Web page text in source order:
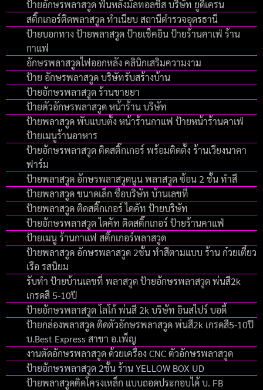
ป้ายอักษรพลาสวูด พื้นหลังมัลทอลชีส บริษัท ยูดีเครน
สติ๊กเกอร์ติดพลาสวูด ทำเนียบ สถานีตำรวจอุดรธานี
ป้ายบอกทาง ป้ายพลาสวูด ป้ายเช็คอิน ป้ายร้านคาเฟ่ ร้าน
กาแฟ
อักษรพลาสวูดไฟออกหลัง คลินิกเสริมความงาม
ป้าย อักษรพลาสวูด บริษัทรับสร้างบ้าน
ป้ายอักษรพลาสวูด ร้านขายยา
ป้ายตัวอักษรพลาสวูด หน้าร้าน บริษัท
ป้ายพลาสวูด พับแบบตั้ง หน้าร้านกาแฟ ป้ายหน้าร้านคาเฟ่
ป้ายเมนูร้านอาหาร
ป้ายอักษรพลาสวูด ติดสติ๊กเกอร์ พร้อมติดตั้ง ร้านเวียงนาคา
ฟาร์ม
ป้ายพลาสวูด อักษรพลาสวูดนูน พลาสวูด ซ้อน 2 ชั้น ทำสี
ป้ายพลาสวูด ขนาดเล็ก ชื่อบริษัท บ้านเลขที่
ป้ายพลาสวูด ติดสติ๊กเกอร์ ไดคัท ป้ายบริษัท
ป้ายอักษรพลาสวูด ไดคัท ติดสติ๊กเกอร์ ป้ายร้านคาแฟ่
ป้ายเมนู ร้านกาแฟ สติ๊กเกอร์พลาสวูด
ป้ายพลาสวูด อักษรพลาสวูด 2ชั้น ทำสีตามแบบ ร้าน ก๋วยเตี๋ยว
เรือ รสนิยม
รับทำ ป้ายบ้านเลขที่ พลาสวูด ป้ายอักษรพลาสวูด พ่นสี2k
เกรดสี 5-10ปี
ป้ายอักษรพลาสวูด โลโก้ พ่นสี 2k บริษัท อินสไปร์ บอดี้
ป้ายกล่องพลาสวูด ติดตัวอักษรพลาสวูด พ่นสี2k เกรดสี5-10ปี
บ.Best Express สาขา อ.เพ็ญ
งานตัดอักษรพลาสวูด ด้วยเครื่อง CNC ตัวอักษรพลาสวูด
ป้ายอักษรพลาสวูด 2ชั้น ร้าน YELLOW BOX UD
ป้ายพลาสวูดติดโครงเหล็ก แบบถอดประกอบได้ บ. FB